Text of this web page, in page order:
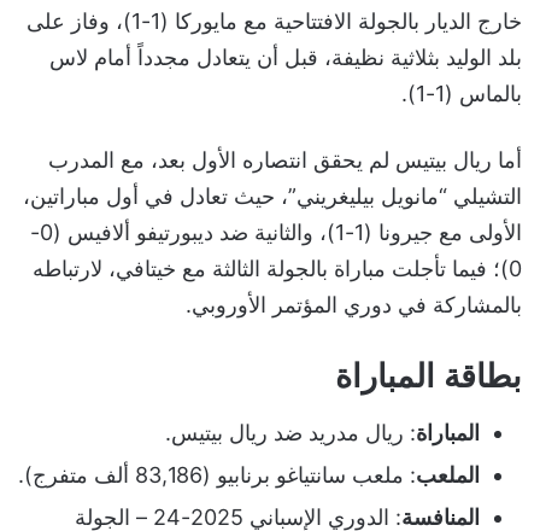
خارج الديار بالجولة الافتتاحية مع مايوركا (1-1)، وفاز على
بلد الوليد بثلاثية نظيفة، قبل أن يتعادل مجدداً أمام لاس
بالماس (1-1).
أما ريال بيتيس لم يحقق انتصاره الأول بعد، مع المدرب
التشيلي “مانويل بيليغريني”، حيث تعادل في أول مباراتين،
الأولى مع جيرونا (1-1)، والثانية ضد ديبورتيفو ألافيس (0-
0)؛ فيما تأجلت مباراة بالجولة الثالثة مع خيتافي، لارتباطه
بالمشاركة في دوري المؤتمر الأوروبي.
بطاقة المباراة
المباراة: ريال مدريد ضد ريال بيتيس.
الملعب: ملعب سانتياغو برنابيو (83,186 ألف متفرج).
المنافسة
: الدوري الإسباني 2025-24 – الجولة